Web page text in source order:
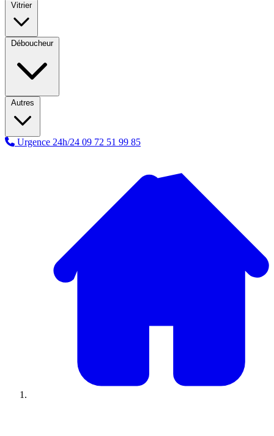
Vitrier
Déboucheur
Autres
Urgence 24h/24 09 72 51 99 85